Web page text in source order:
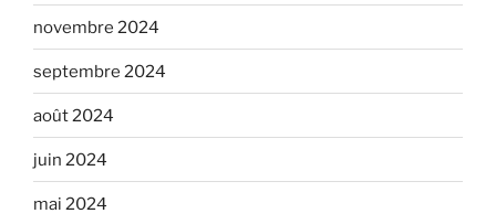
novembre 2024
septembre 2024
août 2024
juin 2024
mai 2024